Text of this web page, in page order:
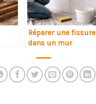
Réparer une fissure
dans un mur